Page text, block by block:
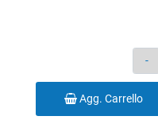
Agg. Carrello